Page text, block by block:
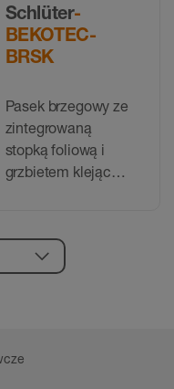
Schlüter-
BEKOTEC-
BRSK
Pasek brzegowy ze
zintegrowaną
stopką foliową i
grzbietem klejącym
jastrychów
cementowych